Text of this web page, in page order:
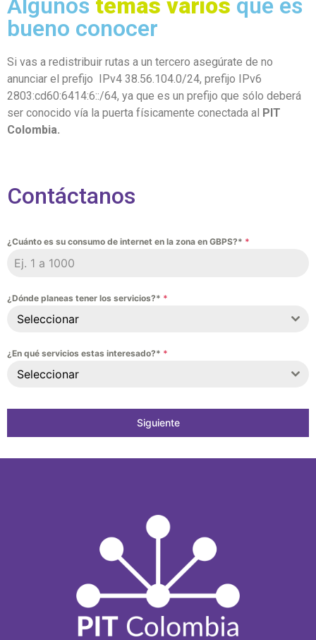
Algunos temas varios que es
bueno conocer
Si vas a redistribuir rutas a un tercero asegúrate de no
anunciar el prefijo IPv4 38.56.104.0/24, prefijo IPv6
2803:cd60:6414:6::/64, ya que es un prefijo que sólo deberá
ser conocido vía la puerta físicamente conectada al PIT
Colombia.
Contáctanos
¿Cuánto es su consumo de internet en la zona en GBPS?* *
¿Dónde planeas tener los servicios?* *
Seleccionar
¿En qué servicios estas interesado?* *
Seleccionar
Siguiente